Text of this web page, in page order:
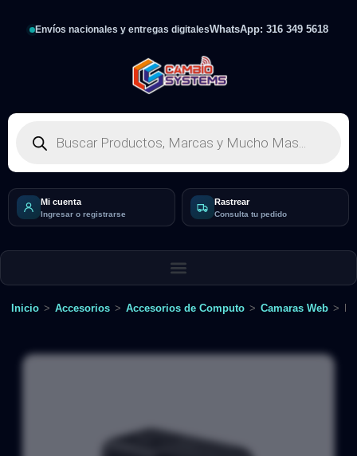
Envíos nacionales y entregas digitalesWhatsApp: 316 349 5618
Mi cuenta
Ingresar o registrarse
Rastrear
Consulta tu pedido
Inicio > Accesorios > Accesorios de Computo > Camaras Web >